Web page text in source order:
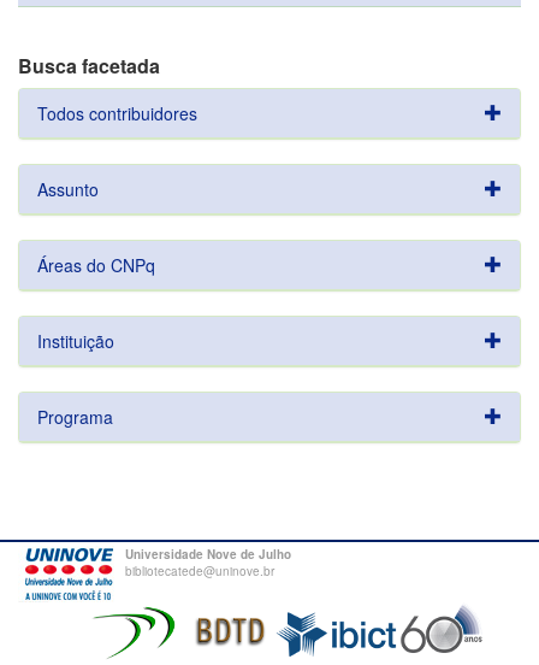
Busca facetada
Todos contribuidores
Assunto
Áreas do CNPq
Instituição
Programa
Universidade Nove de Julho
bibliotecatede@uninove.br